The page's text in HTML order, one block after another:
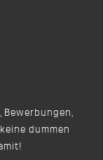
Bewerbungen,
dummen